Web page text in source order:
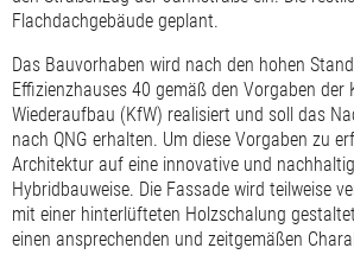
Flachdachgebäude geplant.
Das Bauvorhaben wird nach den hohen
Effizienzhauses 40 gemäß den Vorgaben
Wiederaufbau (KfW) realisiert und soll das
nach QNG erhalten. Um diese Vorgaben zu
Architektur auf eine innovative und
Hybridbauweise. Die Fassade wird teilweise
mit einer hinterlüfteten Holzschalung
einen ansprechenden und zeitgemäßen